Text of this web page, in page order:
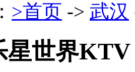
>首页 -> 武汉
星世界KTV